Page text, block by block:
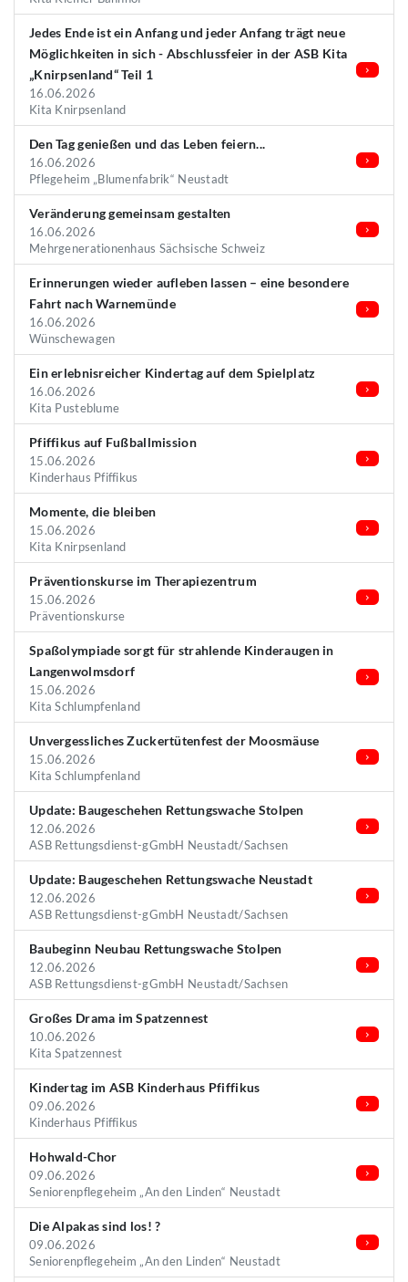
Jedes Ende ist ein Anfang und jeder Anfang trägt neue
Möglichkeiten in sich - Abschlussfeier in der ASB Kita
„Knirpsenland“ Teil 1
16.06.2026
Kita Knirpsenland
Den Tag genießen und das Leben feiern...
16.06.2026
Pflegeheim „Blumenfabrik“ Neustadt
Veränderung gemeinsam gestalten
16.06.2026
Mehrgenerationenhaus Sächsische Schweiz
Erinnerungen wieder aufleben lassen – eine besondere
Fahrt nach Warnemünde
16.06.2026
Wünschewagen
Ein erlebnisreicher Kindertag auf dem Spielplatz
16.06.2026
Kita Pusteblume
Pfiffikus auf Fußballmission
15.06.2026
Kinderhaus Pfiffikus
Momente, die bleiben
15.06.2026
Kita Knirpsenland
Präventionskurse im Therapiezentrum
15.06.2026
Präventionskurse
Spaßolympiade sorgt für strahlende Kinderaugen in
Langenwolmsdorf
15.06.2026
Kita Schlumpfenland
Unvergessliches Zuckertütenfest der Moosmäuse
15.06.2026
Kita Schlumpfenland
Update: Baugeschehen Rettungswache Stolpen
12.06.2026
ASB Rettungsdienst-gGmbH Neustadt/Sachsen
Update: Baugeschehen Rettungswache Neustadt
12.06.2026
ASB Rettungsdienst-gGmbH Neustadt/Sachsen
Baubeginn Neubau Rettungswache Stolpen
12.06.2026
ASB Rettungsdienst-gGmbH Neustadt/Sachsen
Großes Drama im Spatzennest
10.06.2026
Kita Spatzennest
Kindertag im ASB Kinderhaus Pfiffikus
09.06.2026
Kinderhaus Pfiffikus
Hohwald-Chor
09.06.2026
Seniorenpflegeheim „An den Linden“ Neustadt
Die Alpakas sind los! ?
09.06.2026
Seniorenpflegeheim „An den Linden“ Neustadt